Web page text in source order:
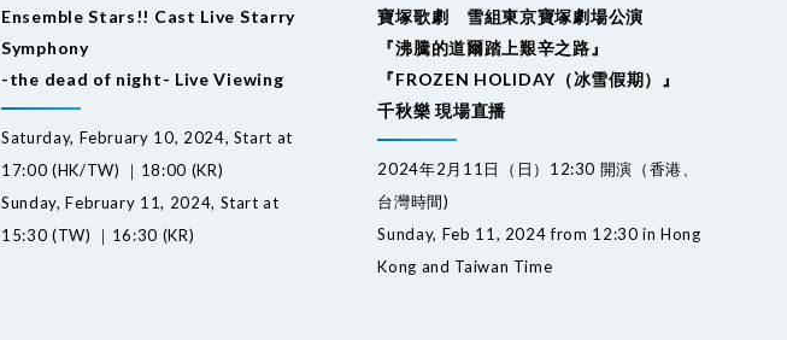
Ensemble Stars!! Cast Live Starry
Symphony
-the dead of night- Live Viewing
Saturday, February 10, 2024, Start at
17:00 (HK/TW) ｜18:00 (KR)
Sunday, February 11, 2024, Start at
15:30 (TW) ｜16:30 (KR)
寶塚歌劇 雪組東京寶塚劇場公演
『沸騰的道爾踏上艱辛之路』
『FROZEN HOLIDAY（冰雪假期）』
千秋樂 現場直播
2024年2月11日（日）12:30 開演（香港、
台灣時間)
Sunday, Feb 11, 2024 from 12:30 in Hong
Kong and Taiwan Time